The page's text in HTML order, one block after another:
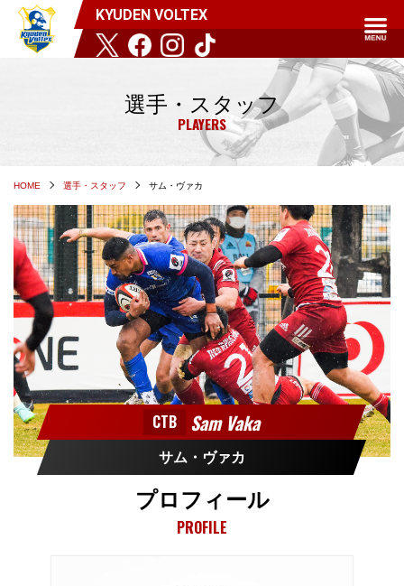
KYUDEN VOLTEX
選手・スタッフ
PLAYERS
HOME 選手・スタッフ サム・ヴァカ
CTB Sam Vaka
サム・ヴァカ
プロフィール
PROFILE